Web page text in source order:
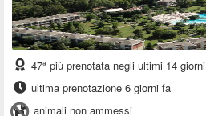
47ª più prenotata negli ultimi 14 giorni
ultima prenotazione 6 giorni fa
animali non ammessi